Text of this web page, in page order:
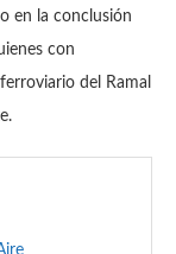
en la conclusión
con
del Ramal